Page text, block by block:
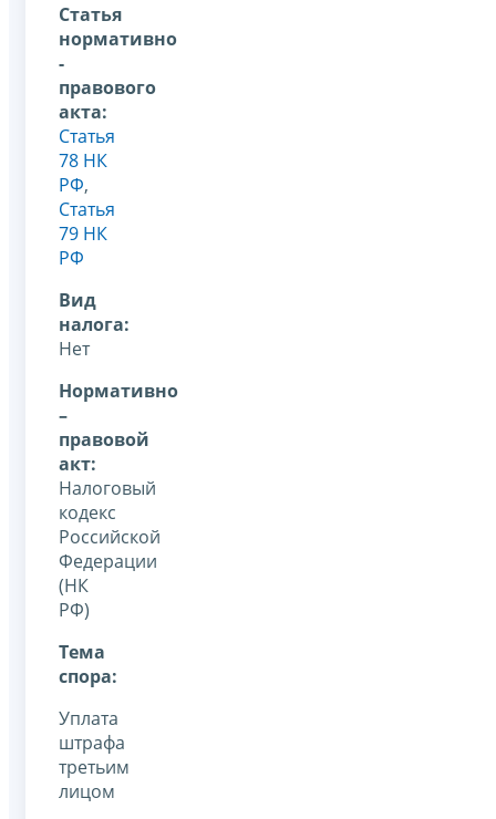
Статья
нормативно
-
правового
акта:
Статья
78 НК
РФ,
Статья
79 НК
РФ
Вид
налога:
Нет
Нормативно
–
правовой
акт:
Налоговый
кодекс
Российской
Федерации
(НК
РФ)
Тема
спора:
Уплата
штрафа
третьим
лицом